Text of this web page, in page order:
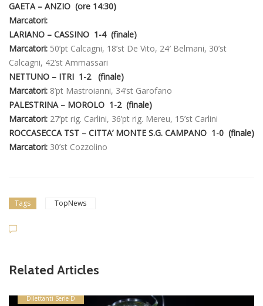
GAETA – ANZIO (ore 14:30)
Marcatori:
LARIANO – CASSINO 1-4 (finale)
Marcatori: 50’pt Calcagni, 18’st De Vito, 24′ Belmani, 30’st
Calcagni, 42’st Ammassari
NETTUNO – ITRI 1-2 (finale)
Marcatori: 8’pt Mastroianni, 34’st Garofano
PALESTRINA – MOROLO 1-2 (finale)
Marcatori: 27’pt rig. Carlini, 36’pt rig. Mereu, 15’st Carlini
ROCCASECCA TST – CITTA’ MONTE S.G. CAMPANO 1-0 (finale)
Marcatori: 30’st Cozzolino
Tags TopNews
Related Articles
Dilettanti Serie D